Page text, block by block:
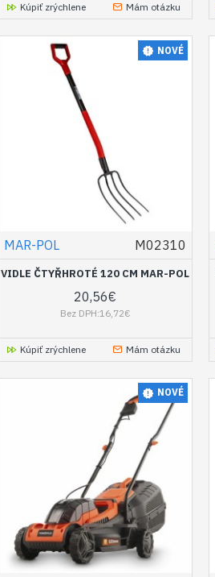
Kúpiť zrýchlene
Mám otázku
NOVÉ
MAR-POL M02310
VIDLE ČTYŘHROTÉ 120 CM MAR-POL
20,56€
Bez DPH:16,72€
Kúpiť zrýchlene Mám otázku
NOVÉ